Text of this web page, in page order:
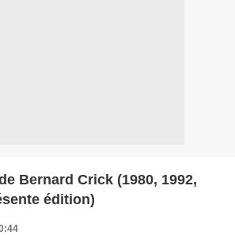
Bernard Crick (1980, 1992,
édition)